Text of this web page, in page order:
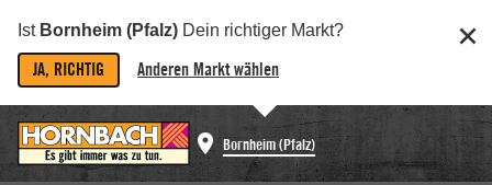
Ist Bornheim (Pfalz) Dein richtiger Markt?
JA, RICHTIG Anderen Markt wählen
Bornheim (Pfalz)